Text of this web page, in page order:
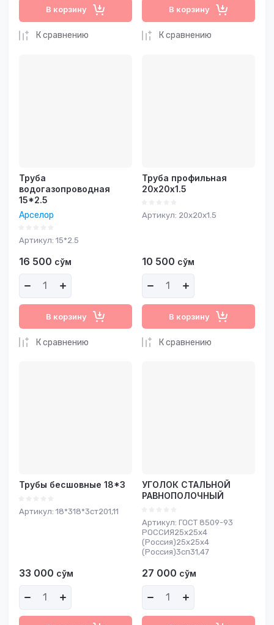
В корзину
К сравнению
В корзину
К сравнению
Труба
водогазопроводная
15*2.5
Арселор
Артикул: 15*2.5
16 500 сўм
В корзину
К сравнению
Труба профильная
20х20х1.5
Артикул: 20х20х1.5
10 500 сўм
В корзину
К сравнению
Трубы бесшовные 18*3
Артикул: 18*318*3ст201,11
33 000 сўм
УГОЛОК СТАЛЬНОЙ
РАВНОПОЛОЧНЫЙ
Артикул: ГОСТ 8509-93
РОССИЯ25х25х4
(Россия)25х25х4
(Россия)3сп31,47
27 000 сўм